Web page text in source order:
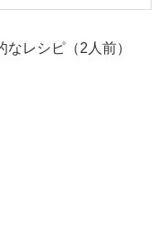
レシピ（2人前）